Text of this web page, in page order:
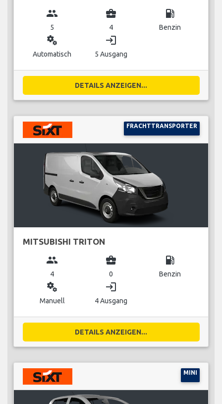
group
5
business_center
4
local_gas_station
Benzin
miscellaneous_services
Automatisch
login
5 Ausgang
DETAILS ANZEIGEN...
FRACHTTRANSPORTER
MITSUBISHI TRITON
group
4
business_center
0
local_gas_station
Benzin
miscellaneous_services
Manuell
login
4 Ausgang
DETAILS ANZEIGEN...
MINI